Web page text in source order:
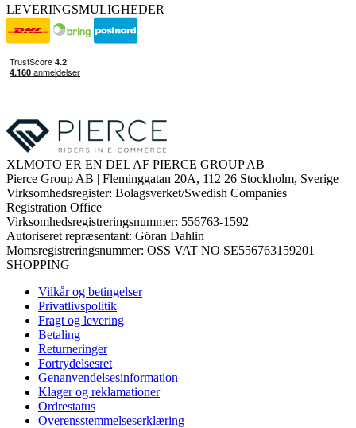
LEVERINGSMULIGHEDER
XLMOTO ER EN DEL AF PIERCE GROUP AB
Pierce Group AB | Fleminggatan 20A, 112 26 Stockholm, Sverige
Virksomhedsregister: Bolagsverket/Swedish Companies
Registration Office
Virksomhedsregistreringsnummer: 556763-1592
Autoriseret repræsentant: Göran Dahlin
Momsregistreringsnummer: OSS VAT NO SE556763159201
SHOPPING
Vilkår og betingelser
Privatlivspolitik
Fragt og levering
Betaling
Returneringer
Fortrydelsesret
Genanvendelsesinformation
Klager og reklamationer
Ordrestatus
Overensstemmelseserklæring